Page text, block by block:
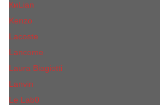
КиLian
Kenzo
Lacoste
Lancome
Laura Biagiotti
Lanvin
Lе Lab0